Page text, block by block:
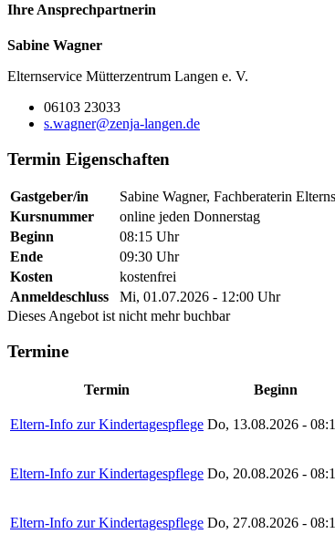
Ihre Ansprechpartnerin
Sabine Wagner
Elternservice Mütterzentrum Langen e. V.
06103 23033
s.wagner@zenja-langen.de
Termin Eigenschaften
Gastgeber/in
Sabine Wagner, Fachberaterin
Kursnummer
online jeden Donnerstag
Beginn
08:15 Uhr
Ende
09:30 Uhr
Kosten
kostenfrei
Anmeldeschluss
Mi, 01.07.2026 - 12:00 Uhr
Dieses Angebot ist nicht mehr buchbar
Termine
Termin Beginn
Eltern-Info zur Kindertagespflege Do, 13.08.2026 -
Eltern-Info zur Kindertagespflege Do, 20.08.2026 -
Eltern-Info zur Kindertagespflege Do, 27.08.2026 -